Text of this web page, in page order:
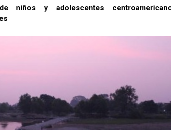
niños y adolescentes